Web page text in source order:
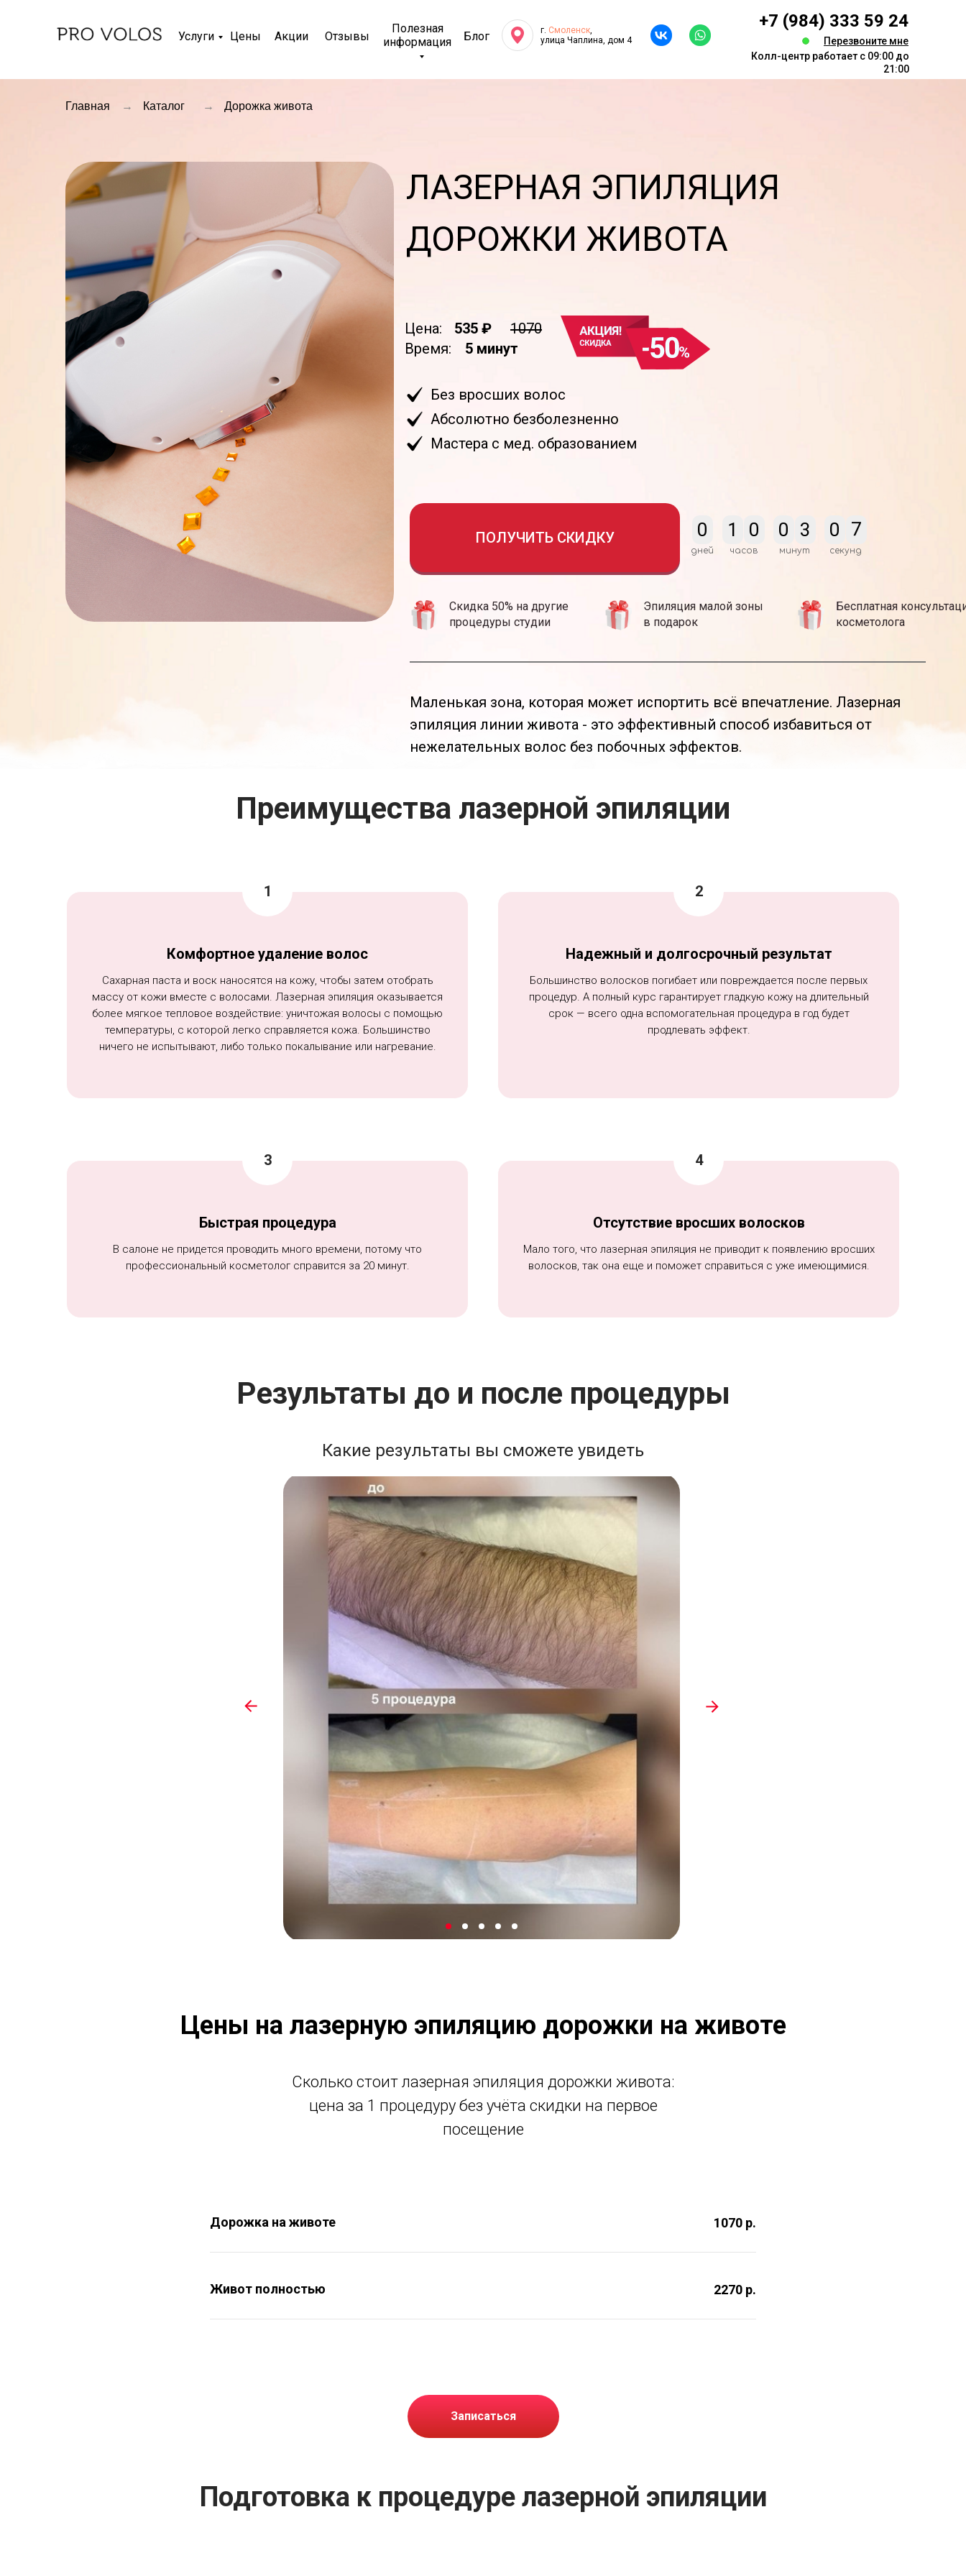
Блог
Полезная
информация
Отзывы
Акции
Цены
Услуги
Перезвоните мне
Колл-центр работает с 09:00 до
21:00
+7 (984) 333 59 24
г. Смоленск,
улица Чаплина, дом 4
Цена: 535 ₽
1070
Время:
5 минут
Без вросших волос
Абсолютно безболезненно
Мастера с мед. образованием
ЛАЗЕРНАЯ ЭПИЛЯЦИЯ
ДОРОЖКИ ЖИВОТА
0
дней
1 0
часов
0 3
минут
0 6
секунд
ПОЛУЧИТЬ СКИДКУ
Эпиляция малой зоны
в подарок
Бесплатная
косметолога
Скидка 50% на другие
процедуры студии
Дорожка живота
→ Каталог
Главная →
Маленькая зона, которая может испортить всё впечатление. Лазерная
эпиляция линии живота - это эффективный способ избавиться от
нежелательных волос без побочных эффектов.
Преимущества лазерной эпиляции
Комфортное удаление волос
Сахарная паста и воск наносятся на кожу, чтобы затем отобрать
массу от кожи вместе с волосами. Лазерная эпиляция оказывается
более мягкое тепловое воздействие: уничтожая волосы с помощью
температуры, с которой легко справляется кожа. Большинство
ничего не испытывают, либо только покалывание или нагревание.
Надежный и долгосрочный результат
Большинство волосков погибает или повреждается после первых
процедур. А полный курс гарантирует гладкую кожу на длительный
срок — всего одна вспомогательная процедура в год будет
продлевать эффект.
Быстрая процедура
В салоне не придется проводить много времени, потому что
профессиональный косметолог справится за 20 минут.
Отсутствие вросших волосков
Мало того, что лазерная эпиляция не приводит к появлению вросших
волосков, так она еще и поможет справиться с уже имеющимися.
Результаты до и после процедуры
Какие результаты вы сможете увидеть
Цены на лазерную эпиляцию дорожки на животе
Сколько стоит лазерная эпиляция дорожки живота:
цена за 1 процедуру без учёта скидки на первое
посещение
Дорожка на животе 1070 р.
Живот полностью 2270 р.
Записаться
Подготовка к процедуре лазерной эпиляции